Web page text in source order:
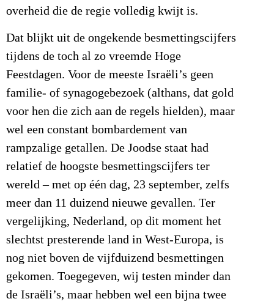
overheid die de regie volledig kwijt is.
Dat blijkt uit de ongekende besmettingscijfers
tijdens de toch al zo vreemde Hoge
Feestdagen. Voor de meeste Israëli’s geen
familie- of synagogebezoek (althans, dat gold
voor hen die zich aan de regels hielden), maar
wel een constant bombardement van
rampzalige getallen. De Joodse staat had
relatief de hoogste besmettingscijfers ter
wereld – met op één dag, 23 september, zelfs
meer dan 11 duizend nieuwe gevallen. Ter
vergelijking, Nederland, op dit moment het
slechtst presterende land in West-Europa, is
nog niet boven de vijfduizend besmettingen
gekomen. Toegegeven, wij testen minder dan
de Israëli’s, maar hebben wel een bijna twee